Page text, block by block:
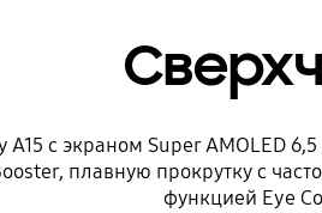
A15 с экраном Super AMOLED
плавную прокрутку с
функцией Eye